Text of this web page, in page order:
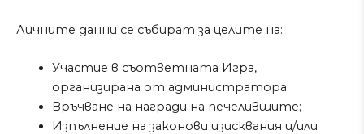
Личните данни се събират за целите на:
Участие в съответната Игра,
организирана от администратора;
Връчване на награди на печелившите;
Изпълнение на законови изисквания и/или